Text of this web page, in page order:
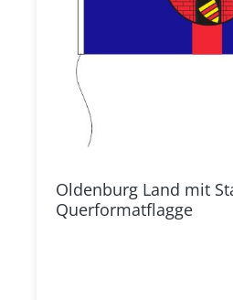
Oldenburg Land mit
Querformatflagge